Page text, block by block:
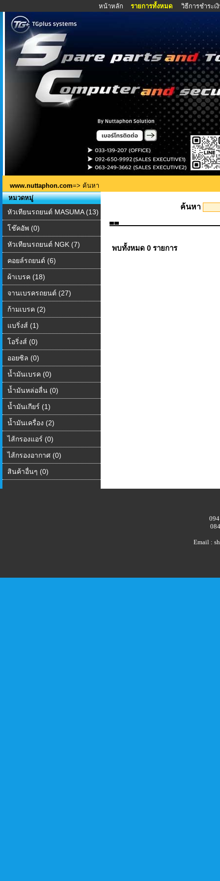
หน้าหลัก รายการทั้งหมด วิธีการชำระเ
www.nuttaphon.com=> ค้นหา
หมวดหมู่
หัวเทียนรถยนต์ MASUMA (13)
โช๊คอัพ (0)
หัวเทียนรถยนต์ NGK (7)
คอยล์รถยนต์ (6)
ผ้าเบรค (18)
จานเบรครถยนต์ (27)
ก้ามเบรค (2)
แบริ่งส์ (1)
โอริ่งส์ (0)
ออยซิล (0)
น้ำมันเบรค (0)
น้ำมันหล่อลื่น (0)
น้ำมันเกียร์ (1)
น้ำมันเครื่อง (2)
ไส้กรองแอร์ (0)
ไส้กรองอากาศ (0)
สินค้าอื่นๆ (0)
ค้นหา
พบทั้งหมด 0 รายการ
Email :